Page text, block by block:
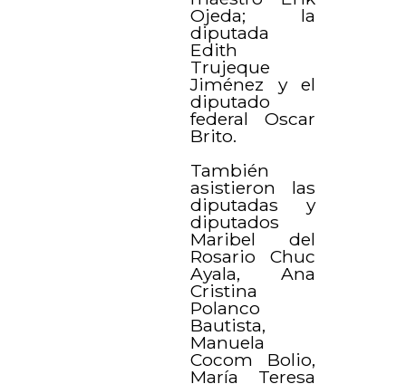
Ojeda; la
diputada
Edith
Trujeque
Jiménez y el
diputado
federal Oscar
Brito.
También
asistieron las
diputadas y
diputados
Maribel del
Rosario Chuc
Ayala, Ana
Cristina
Polanco
Bautista,
Manuela
Cocom Bolio,
María Teresa